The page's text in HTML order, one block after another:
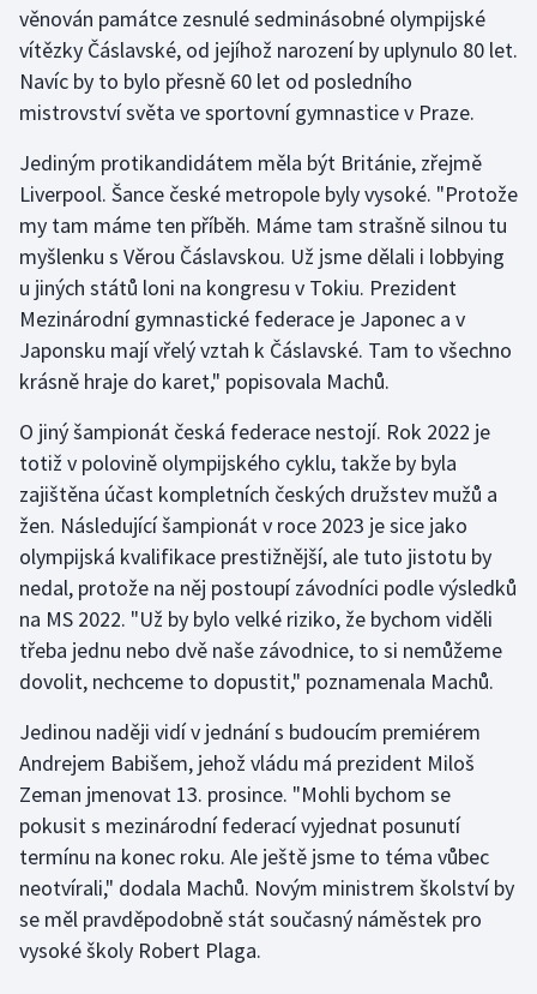
Stolní tenis
Triatlon
Vodní slalom
Volejbal
Ostatní
věnován památce zesnulé sedminásobné olympijské
vítězky Čáslavské, od jejíhož narození by uplynulo 80 let.
Navíc by to bylo přesně 60 let od posledního
mistrovství světa ve sportovní gymnastice v Praze.
Jediným protikandidátem měla být Británie, zřejmě
Liverpool. Šance české metropole byly vysoké. "Protože
my tam máme ten příběh. Máme tam strašně silnou tu
myšlenku s Věrou Čáslavskou. Už jsme dělali i lobbying
u jiných států loni na kongresu v Tokiu. Prezident
Mezinárodní gymnastické federace je Japonec a v
Japonsku mají vřelý vztah k Čáslavské. Tam to všechno
krásně hraje do karet," popisovala Machů.
O jiný šampionát česká federace nestojí. Rok 2022 je
totiž v polovině olympijského cyklu, takže by byla
zajištěna účast kompletních českých družstev mužů a
žen. Následující šampionát v roce 2023 je sice jako
olympijská kvalifikace prestižnější, ale tuto jistotu by
nedal, protože na něj postoupí závodníci podle výsledků
na MS 2022. "Už by bylo velké riziko, že bychom viděli
třeba jednu nebo dvě naše závodnice, to si nemůžeme
dovolit, nechceme to dopustit," poznamenala Machů.
Jedinou naději vidí v jednání s budoucím premiérem
Andrejem Babišem, jehož vládu má prezident Miloš
Zeman jmenovat 13. prosince. "Mohli bychom se
pokusit s mezinárodní federací vyjednat posunutí
termínu na konec roku. Ale ještě jsme to téma vůbec
neotvírali," dodala Machů. Novým ministrem školství by
se měl pravděpodobně stát současný náměstek pro
vysoké školy Robert Plaga.